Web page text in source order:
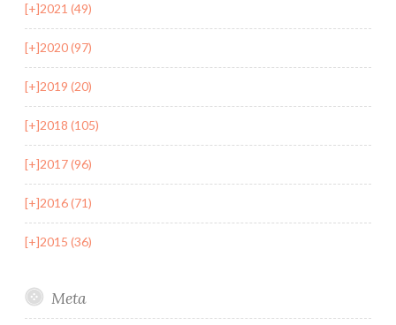
[+]2021 (49)
[+]2020 (97)
[+]2019 (20)
[+]2018 (105)
[+]2017 (96)
[+]2016 (71)
[+]2015 (36)
Meta